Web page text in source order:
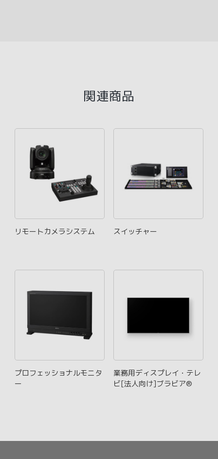
関連商品
リモートカメラシステム スイッチャー
プロフェッショナルモニタ
ー
業務用ディスプレイ・テレ
ビ[法人向け]ブラビア®